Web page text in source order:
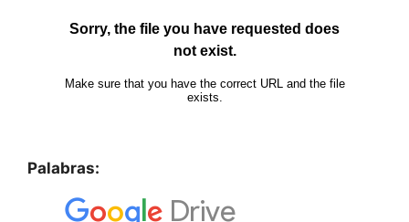
Palabras: